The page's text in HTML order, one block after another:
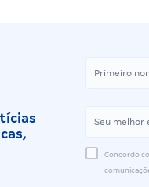
Concordo